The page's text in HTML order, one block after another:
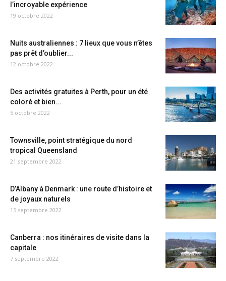
l’incroyable expérience
19 octobre 2022
Nuits australiennes : 7 lieux que vous n’êtes
pas prêt d’oublier...
12 octobre 2022
Des activités gratuites à Perth, pour un été
coloré et bien...
5 octobre 2022
Townsville, point stratégique du nord
tropical Queensland
21 septembre 2022
D’Albany à Denmark : une route d’histoire et
de joyaux naturels
15 septembre 2022
Canberra : nos itinéraires de visite dans la
capitale
7 septembre 2022